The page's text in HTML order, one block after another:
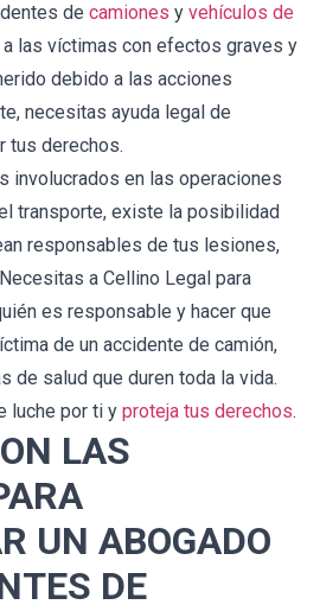
de camiones y vehículos de
a las víctimas con efectos graves y
debido a las acciones
necesitas ayuda legal de
tus derechos.
involucrados en las operaciones
transporte, existe la posibilidad
responsables de tus lesiones,
a Cellino Legal para
es responsable y hacer que
de un accidente de camión,
de salud que duren toda la vida.
luche por ti y proteja tus derechos.
LAS
UN ABOGADO
DE